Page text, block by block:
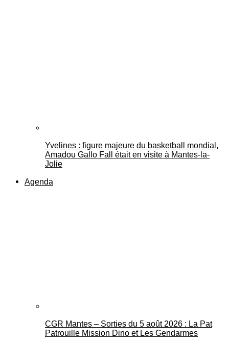
Yvelines : figure majeure du basketball mondial,
Amadou Gallo Fall était en visite à Mantes-la-
Jolie
Agenda
CGR Mantes – Sorties du 5 août 2026 : La Pat
Patrouille Mission Dino et Les Gendarmes